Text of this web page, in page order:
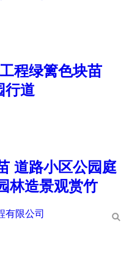
程绿篱色块苗
行道
道路小区公园庭
林造景观赏竹
有限公司